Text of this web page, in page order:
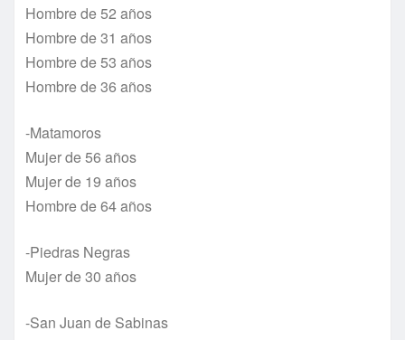
Hombre de 52 años
Hombre de 31 años
Hombre de 53 años
Hombre de 36 años
-Matamoros
Mujer de 56 años
Mujer de 19 años
Hombre de 64 años
-Piedras Negras
Mujer de 30 años
-San Juan de Sabinas